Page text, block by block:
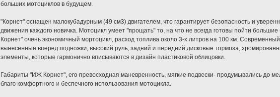
больших мотоциклов в будущем.
"Корнет" оснащен малокубадурным (49 см3) двигателем, что гарантирует безопасность и
движения каждого новичка. Мотоцикл умеет "прощать" то, на что не всегда готовы пойти
Корнет" очень экономичный мортоцикл, расход топлива около 3-х литров на 100 км.
вынесенные вперед подножки, высокий руль, задний и передний дисковые тормоза,
элементы, которые гармонично вписываются в дизайн пластиковой облицовки.
Габариты "ИЖ Корнет", его превосходная маневренность, мягкие подвески- продумывались до
благо комфортного и беспечного использования мотоцикла.